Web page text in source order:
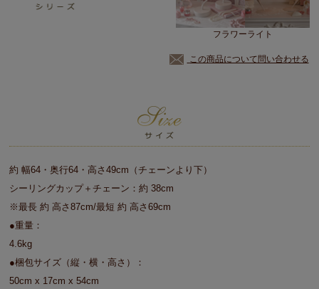
フラワーライト
この商品について問い合わせる
約 幅64・奥行64・高さ49cm（チェーンより下）
シーリングカップ＋チェーン：約 38cm
※最長 約 高さ87cm/最短 約 高さ69cm
●重量：
4.6kg
●梱包サイズ（縦・横・高さ）：
50cm x 17cm x 54cm